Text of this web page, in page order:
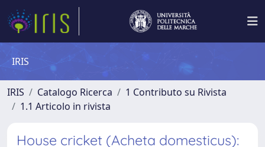
IRIS
IRIS Catalogo Ricerca
1 Contributo su Rivista
1.1 Articolo in rivista
House cricket (Acheta domesticus):